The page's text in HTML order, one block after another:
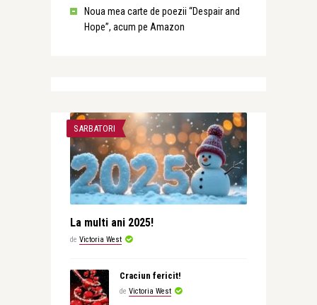
Noua mea carte de poezii “Despair and
Hope”, acum pe Amazon
SARBATORI
La multi ani 2025!
de Victoria West
Craciun fericit!
de Victoria West